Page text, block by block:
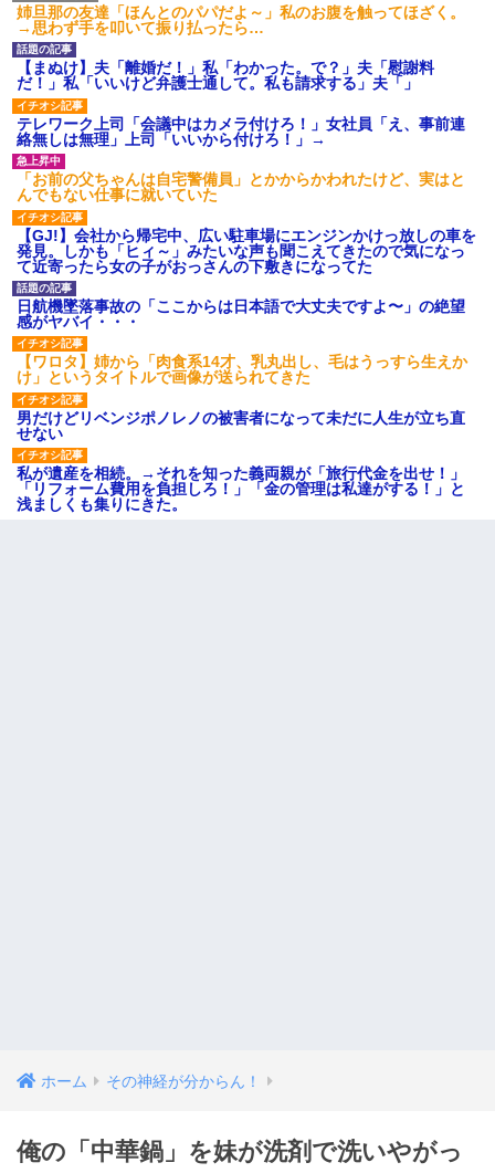
姉旦那の友達「ほんとのパパだよ～」私のお腹を触ってほざく。
→思わず手を叩いて振り払ったら…
【まぬけ】夫「離婚だ！」私「わかった。で？」夫「慰謝料
だ！」私「いいけど弁護士通して。私も請求する」夫「」
テレワーク上司「会議中はカメラ付けろ！」女社員「え、事前連
絡無しは無理」上司「いいから付けろ！」→
「お前の父ちゃんは自宅警備員」とかからかわれたけど、実はと
んでもない仕事に就いていた
【GJ!】会社から帰宅中、広い駐車場にエンジンかけっ放しの車を
発見。しかも「ヒィ～」みたいな声も聞こえてきたので気になっ
て近寄ったら女の子がおっさんの下敷きになってた
日航機墜落事故の「ここからは日本語で大丈夫ですよ〜」の絶望
感がヤバイ・・・
【ワロタ】姉から「肉食系14才、乳丸出し、毛はうっすら生えか
け」というタイトルで画像が送られてきた
男だけどリベンジポノレノの被害者になって未だに人生が立ち直
せない
私が遺産を相続。→それを知った義両親が「旅行代金を出せ！」
「リフォーム費用を負担しろ！」「金の管理は私達がする！」と
浅ましくも集りにきた。
ホーム その神経が分からん！
俺の「中華鍋」を妹が洗剤で洗いやがっ